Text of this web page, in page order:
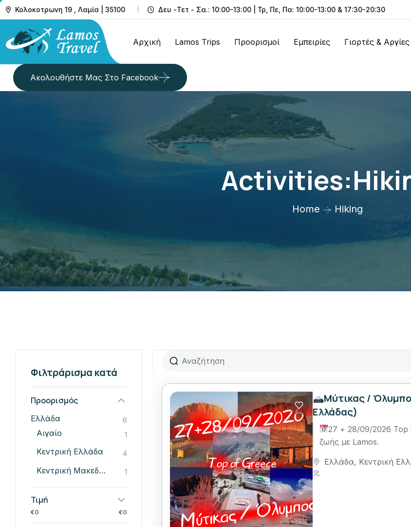
Κολοκοτρωνη 19 , Λαμία | 35100 Δευ -Τετ - Σα.: 10:00-13:00 | Τρ, Πε, Πα: 10:00-13:00 & 17:30-20:30
Αρχική Lamos Trips Προορισμοί Εμπειρίες Γιορτές & Αργίες
Ακολουθήστε Μας Στο Facebook
Home Hiking
Φιλτράρισμα κατά
Προορισμός
Ελλάδα 6
Αιγαίο 1
Κεντρική Ελλάδα 4
Κεντρική Μακεδονία 1
Τιμή
€0 €0
Μύτικας /
Ελλάδας)
27 + 28/09/2026 Top
ζωής με Lamos.
Ελλάδα, Κεντρική